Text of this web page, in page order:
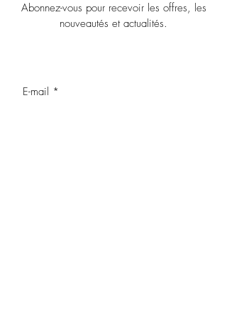
Abonnez-vous pour recevoir les offres, les
nouveautés et actualités.